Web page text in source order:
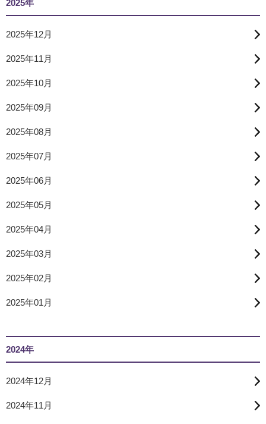
2025年
2025年12月
2025年11月
2025年10月
2025年09月
2025年08月
2025年07月
2025年06月
2025年05月
2025年04月
2025年03月
2025年02月
2025年01月
2024年
2024年12月
2024年11月